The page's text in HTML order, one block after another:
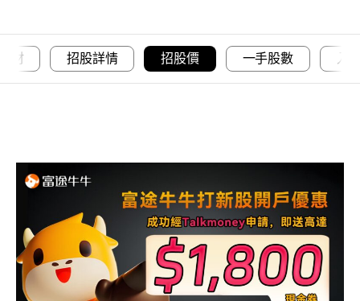
材 招股詳情 招股價 一手股數 入